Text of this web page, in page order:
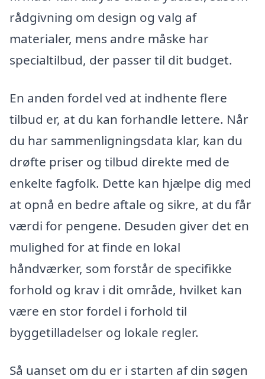
rådgivning om design og valg af
materialer, mens andre måske har
specialtilbud, der passer til dit budget.
En anden fordel ved at indhente flere
tilbud er, at du kan forhandle lettere. Når
du har sammenligningsdata klar, kan du
drøfte priser og tilbud direkte med de
enkelte fagfolk. Dette kan hjælpe dig med
at opnå en bedre aftale og sikre, at du får
værdi for pengene. Desuden giver det en
mulighed for at finde en lokal
håndværker, som forstår de specifikke
forhold og krav i dit område, hvilket kan
være en stor fordel i forhold til
byggetilladelser og lokale regler.
Så uanset om du er i starten af din søgen